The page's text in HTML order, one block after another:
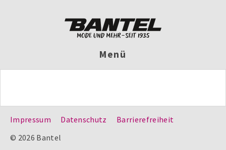
Menü
Impressum Datenschutz
Barrierefreiheit
© 2026 Bantel